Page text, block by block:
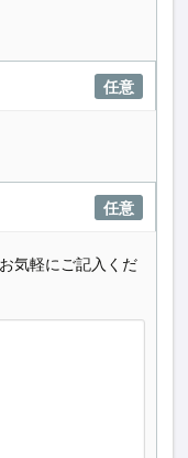
任意
任意
気軽にご記入くだ